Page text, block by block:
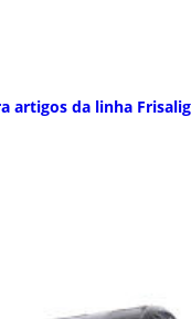
artigos da linha